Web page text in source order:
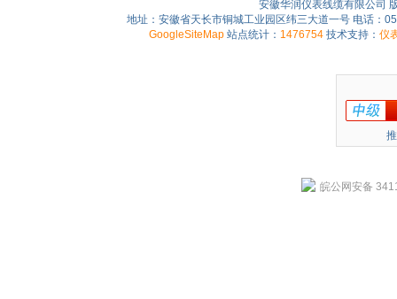
安徽华润仪表线缆有限公司
地址：安徽省天长市铜城工业园区纬三大道一号 电话：
GoogleSiteMap 站点统计： 1476754 技术支持： 仪
皖公网安备